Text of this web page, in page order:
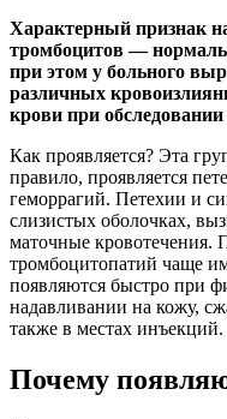
Характерный признак
тромбоцитов —
при этом у больного
различных
крови при
Как проявляется? Эта
правило, проявляется
геморрагий. Петехии и
слизистых оболочках,
маточные кровотечения.
тромбоцитопатий чаще
появляются быстро при
надавливании на кожу,
также в местах инъекций.
Почему